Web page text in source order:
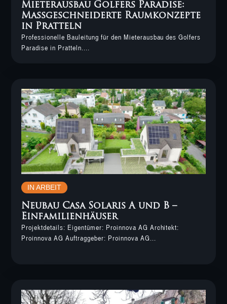
Mieterausbau Golfers Paradise:
Massgeschneiderte Raumkonzepte
in Pratteln
Professionelle Bauleitung für den Mieterausbau des Golfers
Paradise in Pratteln....
IN ARBEIT
Neubau Casa Solaris A und B –
Einfamilienhäuser
Projektdetails: Eigentümer: Proinnova AG Architekt:
Proinnova AG Auftraggeber: Proinnova AG...